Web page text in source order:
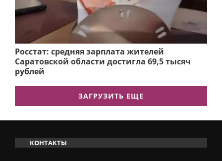
Росстат: средняя зарплата жителей
Саратовской области достигла 69,5 тысяч
рублей
ЗАГРУЗИТЬ ЕЩЕ
КОНТАКТЫ